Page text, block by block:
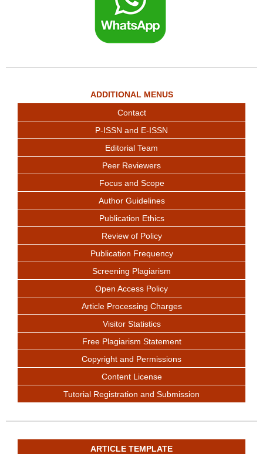
ADDITIONAL MENUS
Contact
P-ISSN and E-ISSN
Editorial Team
Peer Reviewers
Focus and Scope
Author Guidelines
Publication Ethics
Review of Policy
Publication Frequency
Screening Plagiarism
Open Access Policy
Article Processing Charges
Visitor Statistics
Free Plagiarism Statement
Copyright and Permissions
Content License
Tutorial Registration and Submission
ARTICLE TEMPLATE